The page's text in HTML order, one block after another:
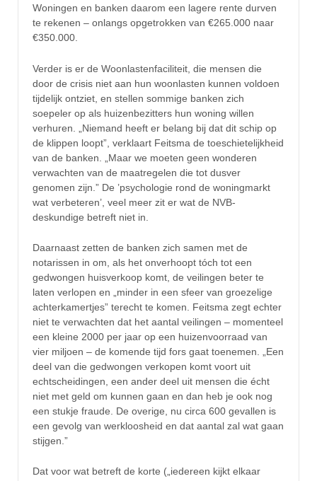
Woningen en banken daarom een lagere rente durven
te rekenen – onlangs opgetrokken van €265.000 naar
€350.000.
Verder is er de Woonlastenfaciliteit, die mensen die
door de crisis niet aan hun woonlasten kunnen voldoen
tijdelijk ontziet, en stellen sommige banken zich
soepeler op als huizenbezitters hun woning willen
verhuren. „Niemand heeft er belang bij dat dit schip op
de klippen loopt”, verklaart Feitsma de toeschietelijkheid
van de banken. „Maar we moeten geen wonderen
verwachten van de maatregelen die tot dusver
genomen zijn.” De ’psychologie rond de woningmarkt
wat verbeteren’, veel meer zit er wat de NVB-
deskundige betreft niet in.
Daarnaast zetten de banken zich samen met de
notarissen in om, als het onverhoopt tóch tot een
gedwongen huisverkoop komt, de veilingen beter te
laten verlopen en „minder in een sfeer van groezelige
achterkamertjes” terecht te komen. Feitsma zegt echter
niet te verwachten dat het aantal veilingen – momenteel
een kleine 2000 per jaar op een huizenvoorraad van
vier miljoen – de komende tijd fors gaat toenemen. „Een
deel van die gedwongen verkopen komt voort uit
echtscheidingen, een ander deel uit mensen die écht
niet met geld om kunnen gaan en dan heb je ook nog
een stukje fraude. De overige, nu circa 600 gevallen is
een gevolg van werkloosheid en dat aantal zal wat gaan
stijgen.”
Dat voor wat betreft de korte („iedereen kijkt elkaar